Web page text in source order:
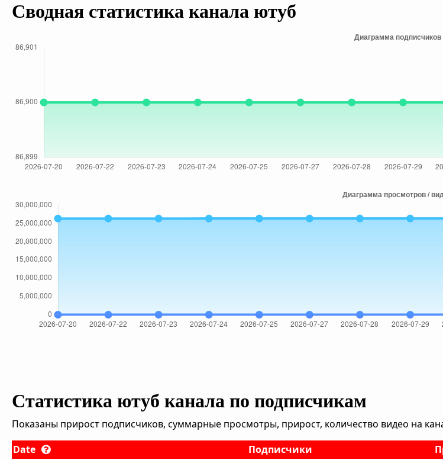
Сводная статистика канала ютуб
Статистика ютуб канала по подписчикам
Показаны прирост подписчиков, суммарные просмотры, прирост, количество видео на
Date
Подписчики